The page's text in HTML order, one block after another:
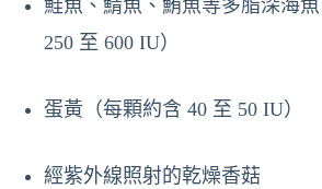
鮭魚、鯖魚、鮪魚等多脂深海
250 至 600 IU）
蛋黃（每顆約含 40 至 50 IU）
經紫外線照射的乾燥香菇